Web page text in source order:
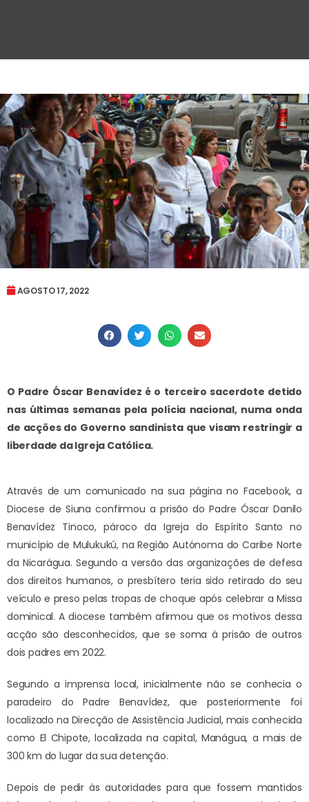
AGOSTO 17, 2022
O Padre Óscar Benavídez é o terceiro sacerdote detido
nas últimas semanas pela polícia nacional, numa onda
de acções do Governo sandinista que visam restringir a
liberdade da Igreja Católica.
Através de um comunicado na sua página no Facebook, a
Diocese de Siuna confirmou a prisão do Padre Óscar Danilo
Benavídez Tinoco, pároco da Igreja do Espírito Santo no
município de Mulukukú, na Região Autónoma do Caribe Norte
da Nicarágua. Segundo a versão das organizações de defesa
dos direitos humanos, o presbítero teria sido retirado do seu
veículo e preso pelas tropas de choque após celebrar a Missa
dominical. A diocese também afirmou que os motivos dessa
acção são desconhecidos, que se soma à prisão de outros
dois padres em 2022.
Segundo a imprensa local, inicialmente não se conhecia o
paradeiro do Padre Benavídez, que posteriormente foi
localizado na Direcção de Assistência Judicial, mais conhecida
como El Chipote, localizada na capital, Manágua, a mais de
300 km do lugar da sua detenção.
Depois de pedir às autoridades para que fossem mantidos